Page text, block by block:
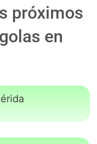
próximos
en